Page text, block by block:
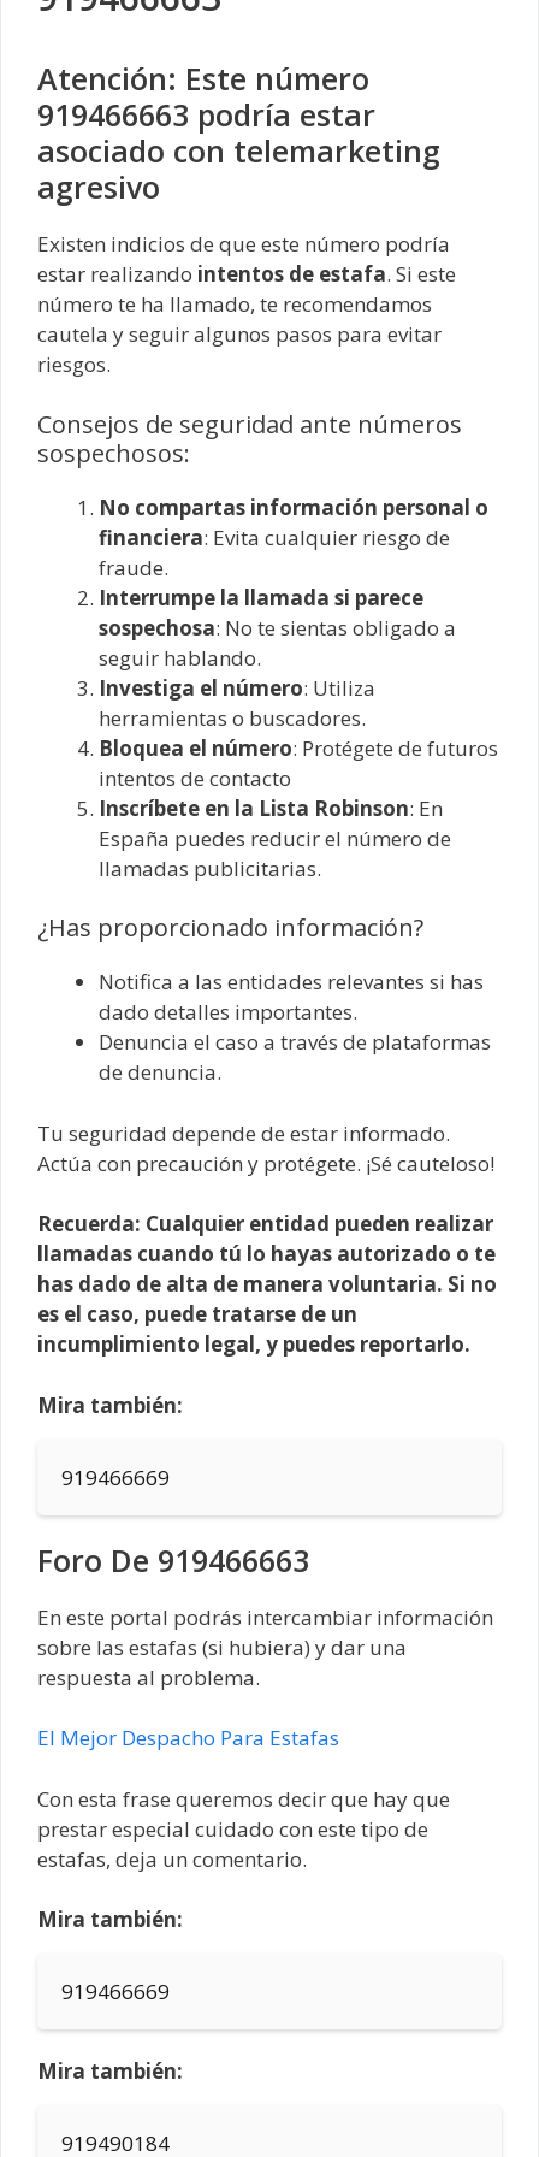
Atención: Este número
919466663 podría estar
asociado con telemarketing
agresivo
Existen indicios de que este número podría
estar realizando intentos de estafa. Si este
número te ha llamado, te recomendamos
cautela y seguir algunos pasos para evitar
riesgos.
Consejos de seguridad ante números
sospechosos:
No compartas información personal o
financiera: Evita cualquier riesgo de
fraude.
Interrumpe la llamada si parece
sospechosa: No te sientas obligado a
seguir hablando.
Investiga el número: Utiliza
herramientas o buscadores.
Bloquea el número: Protégete de futuros
intentos de contacto
Inscríbete en la Lista Robinson: En
España puedes reducir el número de
llamadas publicitarias.
¿Has proporcionado información?
Notifica a las entidades relevantes si has
dado detalles importantes.
Denuncia el caso a través de plataformas
de denuncia.
Tu seguridad depende de estar informado.
Actúa con precaución y protégete. ¡Sé cauteloso!
Recuerda: Cualquier entidad pueden realizar
llamadas cuando tú lo hayas autorizado o te
has dado de alta de manera voluntaria. Si no
es el caso, puede tratarse de un
incumplimiento legal, y puedes reportarlo.
Mira también:
919466669
Foro De 919466663
En este portal podrás intercambiar información
sobre las estafas (si hubiera) y dar una
respuesta al problema.
El Mejor Despacho Para Estafas
Con esta frase queremos decir que hay que
prestar especial cuidado con este tipo de
estafas, deja un comentario.
Mira también:
919466669
Mira también:
919490184